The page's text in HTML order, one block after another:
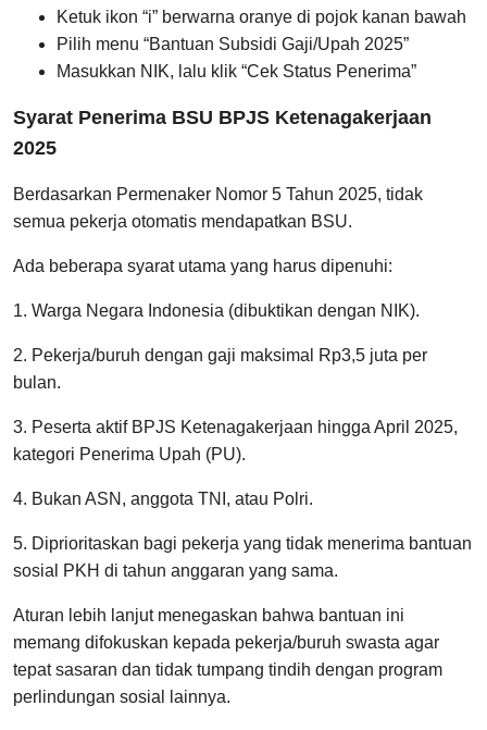
Ketuk ikon “i” berwarna oranye di pojok kanan bawah
Pilih menu “Bantuan Subsidi Gaji/Upah 2025”
Masukkan NIK, lalu klik “Cek Status Penerima”
Syarat Penerima BSU BPJS Ketenagakerjaan
2025
Berdasarkan Permenaker Nomor 5 Tahun 2025, tidak
semua pekerja otomatis mendapatkan BSU.
Ada beberapa syarat utama yang harus dipenuhi:
1. Warga Negara Indonesia (dibuktikan dengan NIK).
2. Pekerja/buruh dengan gaji maksimal Rp3,5 juta per
bulan.
3. Peserta aktif BPJS Ketenagakerjaan hingga April 2025,
kategori Penerima Upah (PU).
4. Bukan ASN, anggota TNI, atau Polri.
5. Diprioritaskan bagi pekerja yang tidak menerima bantuan
sosial PKH di tahun anggaran yang sama.
Aturan lebih lanjut menegaskan bahwa bantuan ini
memang difokuskan kepada pekerja/buruh swasta agar
tepat sasaran dan tidak tumpang tindih dengan program
perlindungan sosial lainnya.